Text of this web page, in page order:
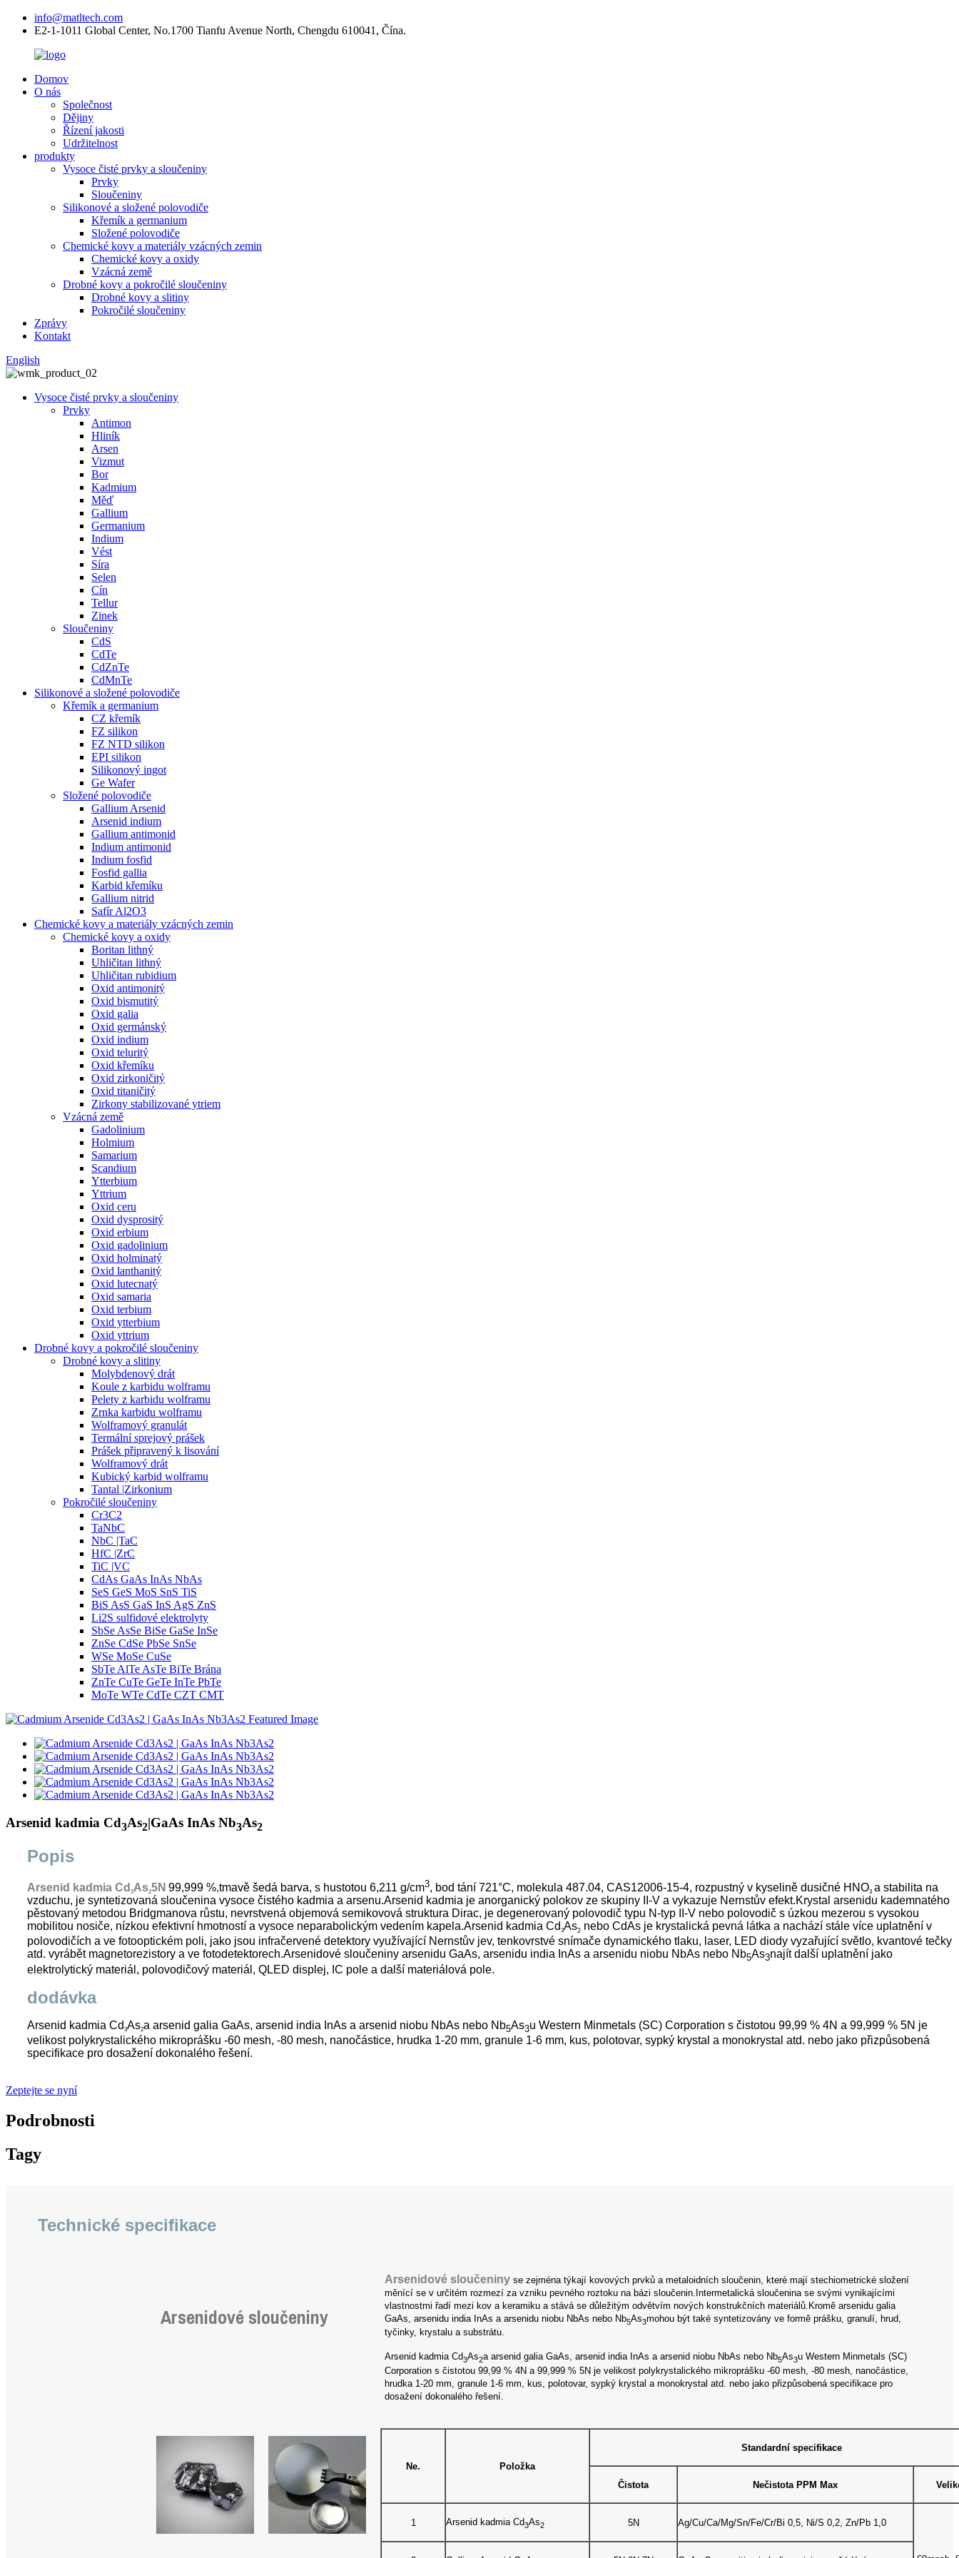
info@matltech.com
E2-1-1011 Global Center, No.1700 Tianfu Avenue North, Chengdu 610041, Čína.
Domov
O nás
Společnost
Dějiny
Řízení jakosti
Udržitelnost
produkty
Vysoce čisté prvky a sloučeniny
Prvky
Sloučeniny
Silikonové a složené polovodiče
Křemík a germanium
Složené polovodiče
Chemické kovy a materiály vzácných zemin
Chemické kovy a oxidy
Vzácná země
Drobné kovy a pokročilé sloučeniny
Drobné kovy a slitiny
Pokročilé sloučeniny
Zprávy
Kontakt
English
Vysoce čisté prvky a sloučeniny
Prvky
Antimon
Hliník
Arsen
Vizmut
Bor
Kadmium
Měď
Gallium
Germanium
Indium
Vést
Síra
Selen
Cín
Tellur
Zinek
Sloučeniny
CdS
CdTe
CdZnTe
CdMnTe
Silikonové a složené polovodiče
Křemík a germanium
CZ křemík
FZ silikon
FZ NTD silikon
EPI silikon
Silikonový ingot
Ge Wafer
Složené polovodiče
Gallium Arsenid
Arsenid indium
Gallium antimonid
Indium antimonid
Indium fosfid
Fosfid gallia
Karbid křemíku
Gallium nitrid
Safír Al2O3
Chemické kovy a materiály vzácných zemin
Chemické kovy a oxidy
Boritan lithný
Uhličitan lithný
Uhličitan rubidium
Oxid antimonitý
Oxid bismutitý
Oxid galia
Oxid germánský
Oxid indium
Oxid teluritý
Oxid křemíku
Oxid zirkoničitý
Oxid titaničitý
Zirkony stabilizované ytriem
Vzácná země
Gadolinium
Holmium
Samarium
Scandium
Ytterbium
Yttrium
Oxid ceru
Oxid dysprositý
Oxid erbium
Oxid gadolinium
Oxid holminatý
Oxid lanthanitý
Oxid lutecnatý
Oxid samaria
Oxid terbium
Oxid ytterbium
Oxid yttrium
Drobné kovy a pokročilé sloučeniny
Drobné kovy a slitiny
Molybdenový drát
Koule z karbidu wolframu
Pelety z karbidu wolframu
Zrnka karbidu wolframu
Wolframový granulát
Termální sprejový prášek
Prášek připravený k lisování
Wolframový drát
Kubický karbid wolframu
Tantal |Zirkonium
Pokročilé sloučeniny
Cr3C2
TaNbC
NbC |TaC
HfC |ZrC
TiC |VC
CdAs GaAs InAs NbAs
SeS GeS MoS SnS TiS
BiS AsS GaS InS AgS ZnS
Li2S sulfidové elektrolyty
SbSe AsSe BiSe GaSe InSe
ZnSe CdSe PbSe SnSe
WSe MoSe CuSe
SbTe AlTe AsTe BiTe Brána
ZnTe CuTe GeTe InTe PbTe
MoTe WTe CdTe CZT CMT
Arsenid kadmia Cd3As2|GaAs InAs Nb3As2
Popis
Arsenid kadmia Cd 3As25N 99,999 %,tmavě šedá barva, s hustotou 6,211 g/cm3, bod tání 721°C, molekula 487.04, CAS12006-15-4, rozpustný v kyselině dusičné HNO3 a stabilita na
vzduchu, je syntetizovaná sloučenina vysoce čistého kadmia a arsenu.Arsenid kadmia je anorganický polokov ze skupiny II-V a vykazuje Nernstův efekt.Krystal arsenidu kademnatého
pěstovaný metodou Bridgmanova růstu, nevrstvená objemová semikovová struktura Dirac, je degenerovaný polovodič typu N-typ II-V nebo polovodič s úzkou mezerou s vysokou
mobilitou nosiče, nízkou efektivní hmotností a vysoce neparabolickým vedením kapela.Arsenid kadmia Cd 3As2 nebo CdAs je krystalická pevná látka a nachází stále více uplatnění v
polovodičích a ve fotooptickém poli, jako jsou infračervené detektory využívající Nernstův jev, tenkovrstvé snímače dynamického tlaku, laser, LED diody vyzařující světlo, kvantové tečky
atd. vyrábět magnetorezistory a ve fotodetektorech.Arsenidové sloučeniny arsenidu GaAs, arsenidu india InAs a arsenidu niobu NbAs nebo Nb5As3najít další uplatnění jako
elektrolytický materiál, polovodičový materiál, QLED displej, IC pole a další materiálová pole.
dodávka
Arsenid kadmia Cd 3As2a arsenid galia GaAs, arsenid india InAs a arsenid niobu NbAs nebo Nb5As3u Western Minmetals (SC) Corporation s čistotou 99,99 % 4N a 99,999 % 5N je
velikost polykrystalického mikroprášku -60 mesh, -80 mesh, nanočástice, hrudka 1-20 mm, granule 1-6 mm, kus, polotovar, sypký krystal a monokrystal atd. nebo jako přizpůsobená
specifikace pro dosažení dokonalého řešení.
Zeptejte se nyní
Podrobnosti
Tagy
Technické specifikace
Arsenidové sloučeniny
Arsenidové sloučeniny se zejména týkají kovových prvků a metaloidních sloučenin, které mají stechiometrické složení
měnící se v určitém rozmezí za vzniku pevného roztoku na bázi sloučenin.Intermetalická sloučenina se svými vynikajícími
vlastnostmi řadí mezi kov a keramiku a stává se důležitým odvětvím nových konstrukčních materiálů.Kromě arsenidu galia
GaAs, arsenidu india InAs a arsenidu niobu NbAs nebo Nb5As3mohou být také syntetizovány ve formě prášku, granulí, hrud,
tyčinky, krystalu a substrátu.
Arsenid kadmia Cd3As2a arsenid galia GaAs, arsenid india InAs a arsenid niobu NbAs nebo Nb5As3u Western Minmetals (SC)
Corporation s čistotou 99,99 % 4N a 99,999 % 5N je velikost polykrystalického mikroprášku -60 mesh, -80 mesh, nanočástice,
hrudka 1-20 mm, granule 1-6 mm, kus, polotovar, sypký krystal a monokrystal atd. nebo jako přizpůsobená specifikace pro
dosažení dokonalého řešení.
Ne. Položka
Standardní specifikace
Čistota Nečistota PPM Max
1 Arsenid kadmia Cd3As2 5N Ag/Cu/Ca/Mg/Sn/Fe/Cr/Bi 0,5, Ni/S 0,2, Zn/Pb 1,0